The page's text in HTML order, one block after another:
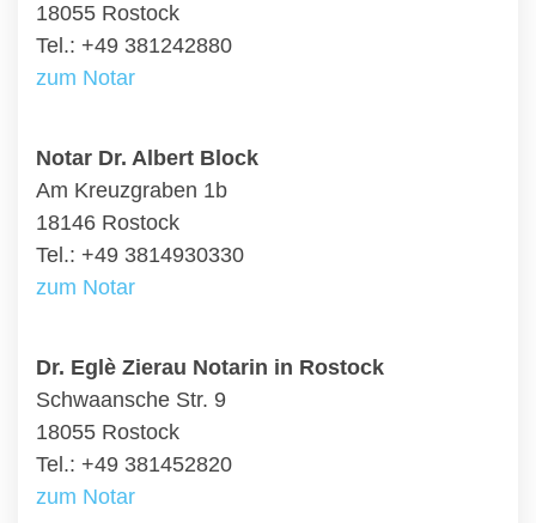
18055 Rostock
Tel.: +49 381242880
zum Notar
Notar Dr. Albert Block
Am Kreuzgraben 1b
18146 Rostock
Tel.: +49 3814930330
zum Notar
Dr. Eglè Zierau Notarin in Rostock
Schwaansche Str. 9
18055 Rostock
Tel.: +49 381452820
zum Notar